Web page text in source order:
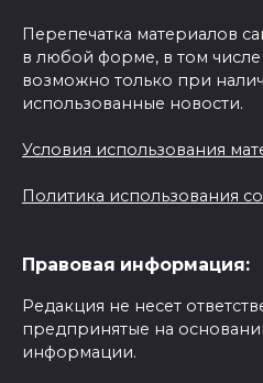
Перепечатка материалов
в любой форме, в том
возможно только при
использованные новости.
Условия использования
Политика использования
Правовая информация:
Редакция не несет
предпринятые на
информации.